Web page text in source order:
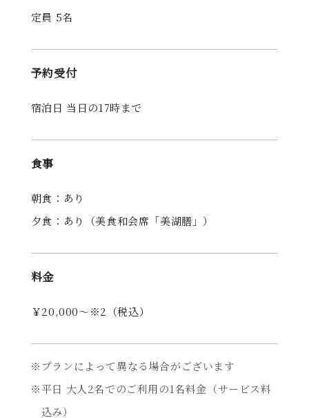
定員 5名
予約受付
宿泊日 当日の17時まで
食事
朝食：あり
夕食：あり（美食和会席「美湖膳」）
料金
￥20,000〜※2（税込）
プランによって異なる場合がございます
平日 大人2名でのご利用の1名料金（サービス料
込み）